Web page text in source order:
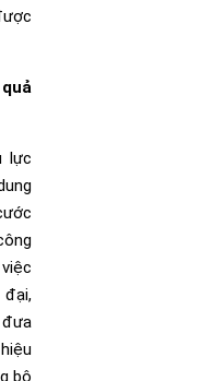
lực
bộ